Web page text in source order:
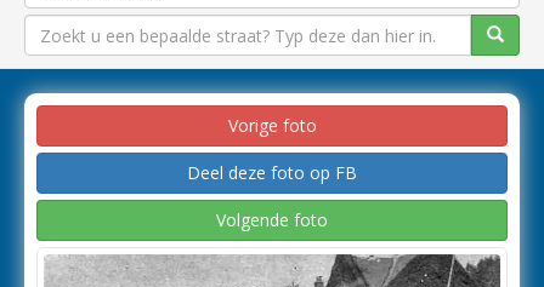
Vorige foto
Deel deze foto op FB
Volgende foto